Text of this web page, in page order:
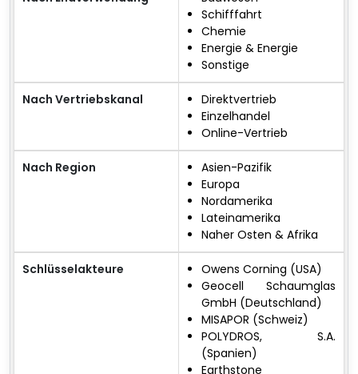
Schifffahrt
Chemie
Energie & Energie
Sonstige
Nach Vertriebskanal
Direktvertrieb
Einzelhandel
Online-Vertrieb
Nach Region
Asien-Pazifik
Europa
Nordamerika
Lateinamerika
Naher Osten & Afrika
Schlüsselakteure
Owens Corning (USA)
Geocell Schaumglas
GmbH (Deutschland)
MISAPOR (Schweiz)
POLYDROS, S.A.
(Spanien)
Earthstone